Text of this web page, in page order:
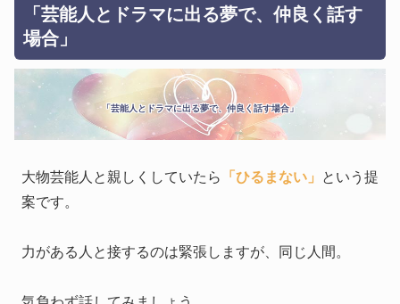
「芸能人とドラマに出る夢で、仲良く話す
場合」
「芸能人とドラマに出る夢で、仲良く話す場合」
大物芸能人と親しくしていたら 「ひるまない」
という提
案です。
力がある人と接するのは緊張しますが、同じ人間。